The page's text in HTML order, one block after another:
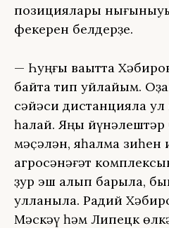
позициялары
фекерен белдерҙе.
— Һуңғы ваҡытта
байтаҡ тип уйлайым.
сәйәси дистанцияла ул
һаҡлай. Яңы йүнәлештәр
мәҫәлән, яһалма зиһен
агросәнәғәт
ҙур эш алып барыла,
ҡулланыла. Радий
Мәскәү һәм Липецк